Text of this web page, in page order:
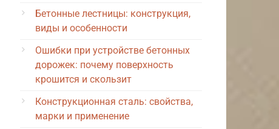
Бетонные лестницы: конструкция,
виды и особенности
Ошибки при устройстве бетонных
дорожек: почему поверхность
крошится и скользит
Конструкционная сталь: свойства,
марки и применение